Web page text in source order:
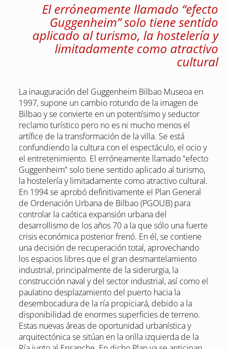
El erróneamente llamado “efecto
Guggenheim” solo tiene sentido
aplicado al turismo, la hostelería y
limitadamente como atractivo
cultural
La inauguración del Guggenheim Bilbao Museoa en
1997, supone un cambio rotundo de la imagen de
Bilbao y se convierte en un potentísimo y seductor
reclamo turístico pero no es ni mucho menos el
artífice de la transformación de la villa. Se está
confundiendo la cultura con el espectáculo, el ocio y
el entretenimiento. El erróneamente llamado “efecto
Guggenheim” solo tiene sentido aplicado al turismo,
la hostelería y limitadamente como atractivo cultural.
En 1994 se aprobó definitivamente el Plan General
de Ordenación Urbana de Bilbao (PGOUB) para
controlar la caótica expansión urbana del
desarrollismo de los años 70 a la que sólo una fuerte
crisis económica posterior frenó. En él, se contiene
una decisión de recuperación total, aprovechando
los espacios libres que el gran desmantelamiento
industrial, principalmente de la siderurgia, la
construcción naval y del sector industrial, así como el
paulatino desplazamiento del puerto hacia la
desembocadura de la ría propiciará, debido a la
disponibilidad de enormes superficies de terreno.
Estas nuevas áreas de oportunidad urbanística y
arquitectónica se sitúan en la orilla izquierda de la